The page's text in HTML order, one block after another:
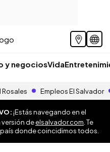
y negociosVida
Empleos El Salvador
¡Estás navegando en el
versión deelsalvador.com . Te
donde coincidimos todos.